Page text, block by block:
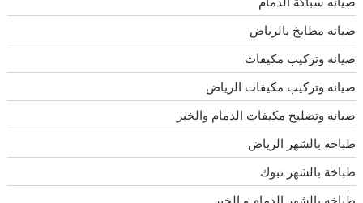
صيانه مطابخ بالرياض
صيانه وتركيب مكيفات
صيانه وتركيب مكيفات الرياض
صيانه وتصليح مكيفات الدمام والخبر
طباخة بالشهر الرياض
طباخة بالشهر تبوك
طباخه بالشهر الدمام و الخبر